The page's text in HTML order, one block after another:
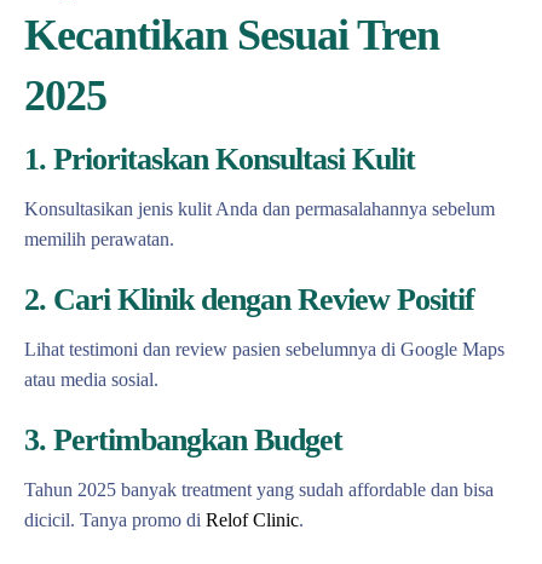
Kecantikan Sesuai Tren
2025
1. Prioritaskan Konsultasi Kulit
Konsultasikan jenis kulit Anda dan permasalahannya sebelum
memilih perawatan.
2. Cari Klinik dengan Review Positif
Lihat testimoni dan review pasien sebelumnya di Google Maps
atau media sosial.
3. Pertimbangkan Budget
Tahun 2025 banyak treatment yang sudah affordable dan bisa
dicicil. Tanya promo di Relof Clinic.